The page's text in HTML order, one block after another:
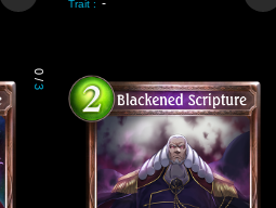
Trait : -
0
/
3